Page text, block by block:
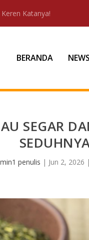
Katanya!
BERANDA NEWS
SEGAR
penulis | Jun 2, 2026 |